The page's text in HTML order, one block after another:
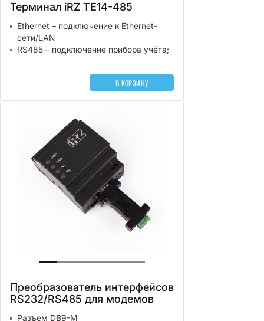
Терминал iRZ TE14-485
Ethernet – подключение к Ethernet-
сети/LAN
RS485 – подключение прибора учёта;
В КОРЗИНУ
Преобразователь интерфейсов
RS232/RS485 для модемов
Разъем DB9-M